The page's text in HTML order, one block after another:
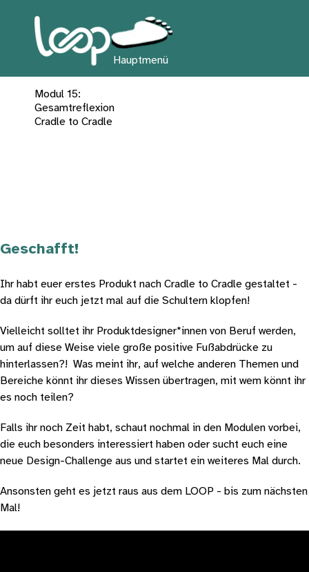
Hauptmenü
Modul 15:
Gesamtreflexion
Cradle to Cradle
Geschafft!
Ihr habt euer erstes Produkt nach Cradle to Cradle gestaltet -
da dürft ihr euch jetzt mal auf die Schultern klopfen!
Vielleicht solltet ihr Produktdesigner*innen von Beruf werden,
um auf diese Weise viele große positive Fußabdrücke zu
hinterlassen?!  Was meint ihr, auf welche anderen Themen und
Bereiche könnt ihr dieses Wissen übertragen, mit wem könnt ihr
es noch teilen?
Falls ihr noch Zeit habt, schaut nochmal in den Modulen vorbei,
die euch besonders interessiert haben oder sucht euch eine
neue Design-Challenge aus und startet ein weiteres Mal durch.
Ansonsten geht es jetzt raus aus dem LOOP - bis zum nächsten
Mal!